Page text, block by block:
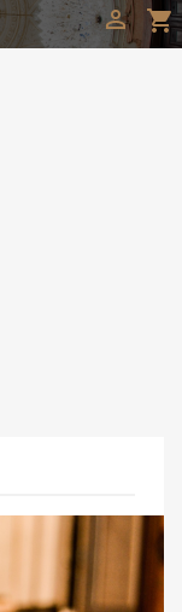
shopping_cart
